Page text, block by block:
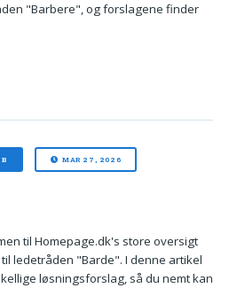
"Barbere", og forslagene finder
MAR 27, 2026
til Homepage.dk's store oversigt
ledetråden "Barde". I denne artikel
løsningsforslag, så du nemt kan